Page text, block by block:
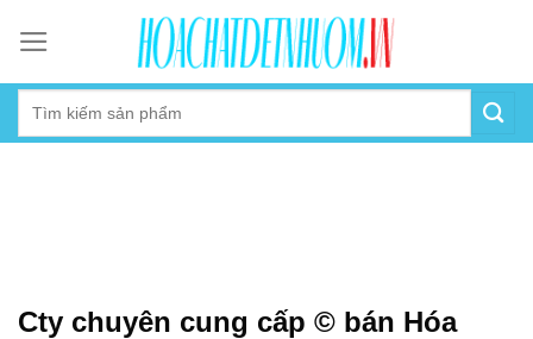
content
Cty chuyên cung cấp © bán Hóa